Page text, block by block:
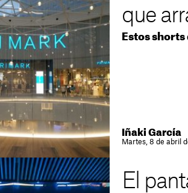
que
Estos
Iñaki García
Martes, 8 de abril
El